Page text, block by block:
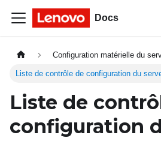
Docs
Configuration matérielle du
Liste de contrôle de configuration du
Liste de
configuration